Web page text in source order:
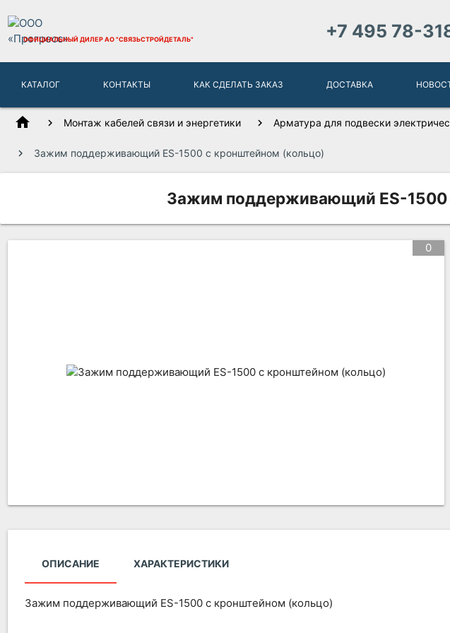
ОФИЦИАЛЬНЫЙ ДИЛЕРАО "СВЯЗЬСТРОЙДЕТАЛЬ" +7 495 78-
КАТАЛОГ КОНТАКТЫ КАК СДЕЛАТЬ ЗАКАЗ ДОСТАВКА
home Монтаж кабелей связи и энергетики Арматура для подвески
Зажим поддерживающий ES-1500 с кронштейном (кольцо)
Зажим поддерживающий ES-1500
0
ОПИСАНИЕ ХАРАКТЕРИСТИКИ
Зажим поддерживающий ES-1500 с кронштейном (кольцо)